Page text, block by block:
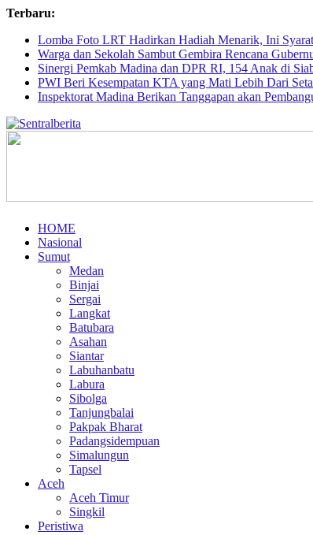
Terbaru:
Lomba Foto LRT Hadirkan Hadiah Menarik, Ini
Warga dan Sekolah Sambut Gembira Rencana
Sinergi Pemkab Madina dan DPR RI, 154 Anak di
PWI Beri Kesempatan KTA yang Mati Lebih Dari
Inspektorat Madina Berikan Tanggapan akan
Etis
AktualHOME
Nasional
Sumut
Medan
Binjai
Sergai
Langkat
Batubara
Asahan
Siantar
Labuhanbatu
Labura
Sibolga
Tanjungbalai
Pakpak Bharat
Padangsidempuan
Simalungun
Tapsel
Aceh
Aceh Timur
Singkil
Peristiwa